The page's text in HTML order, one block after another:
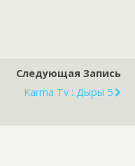
Следующая Запись
Karma Tv : Дыры 5